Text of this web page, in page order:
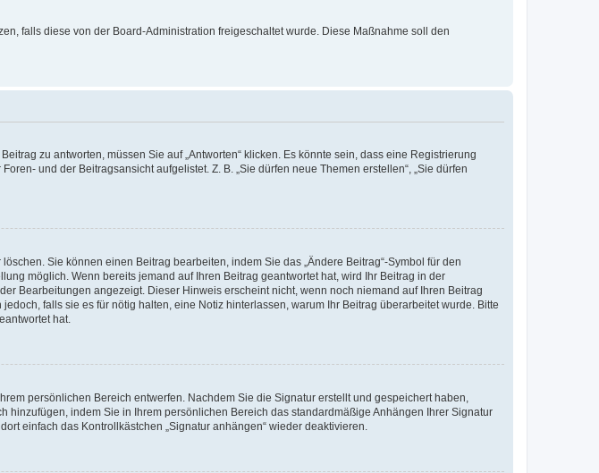
falls diese von der Board-Administration freigeschaltet wurde. Diese Maßnahme soll den
zu antworten, müssen Sie auf „Antworten“ klicken. Es könnte sein, dass eine Registrierung
und der Beitragsansicht aufgelistet. Z. B. „Sie dürfen neue Themen erstellen“, „Sie dürfen
Sie können einen Beitrag bearbeiten, indem Sie das „Ändere Beitrag“-Symbol für den
möglich. Wenn bereits jemand auf Ihren Beitrag geantwortet hat, wird Ihr Beitrag in der
Bearbeitungen angezeigt. Dieser Hinweis erscheint nicht, wenn noch niemand auf Ihren Beitrag
falls sie es für nötig halten, eine Notiz hinterlassen, warum Ihr Beitrag überarbeitet wurde. Bitte
hat.
persönlichen Bereich entwerfen. Nachdem Sie die Signatur erstellt und gespeichert haben,
indem Sie in Ihrem persönlichen Bereich das standardmäßige Anhängen Ihrer Signatur
einfach das Kontrollkästchen „Signatur anhängen“ wieder deaktivieren.